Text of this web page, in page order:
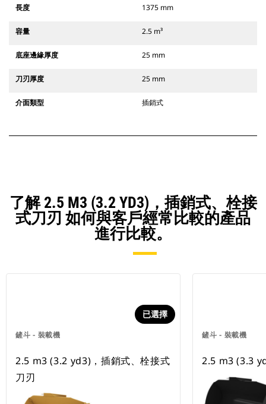
長度 1375 mm
容量 2.5 m³
底座邊緣厚度 25 mm
刀刃厚度 25 mm
介面類型 插銷式
了解 2.5 M3 (3.2 YD3)，插銷式、栓接
式刀刃 如何與客戶經常比較的產品
進行比較。
鏟斗 - 裝載機
已選擇
2.5 m3 (3.2 yd3)，插銷式、栓接式
刀刃
鏟斗 - 裝載機
2.5 m3 (3.3